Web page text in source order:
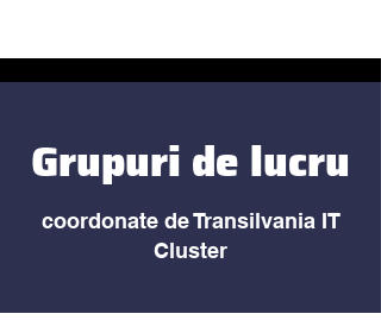
Grupuri de lucru
coordonate de Transilvania IT
Cluster